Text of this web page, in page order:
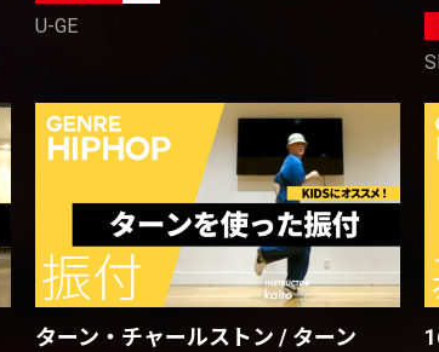
U-GE
ターン・チャールストン / ターン